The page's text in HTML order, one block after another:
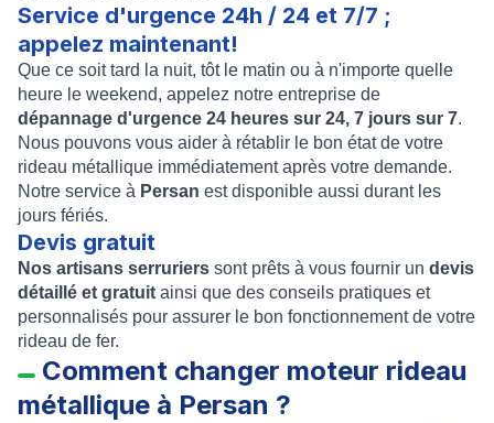
Service d'urgence 24h / 24 et 7/7 ;
appelez maintenant!
Que ce soit tard la nuit, tôt le matin ou à n'importe quelle
heure le weekend, appelez notre entreprise de
dépannage d'urgence 24 heures sur 24, 7 jours sur 7.
Nous pouvons vous aider à rétablir le bon état de votre
rideau métallique immédiatement après votre demande.
Notre service à Persan est disponible aussi durant les
jours fériés.
Devis gratuit
Nos artisans serruriers sont prêts à vous fournir un devis
détaillé et gratuit ainsi que des conseils pratiques et
personnalisés pour assurer le bon fonctionnement de votre
rideau de fer.
Comment changer moteur rideau
métallique à Persan ?